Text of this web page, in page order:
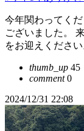
今年関わってく
ございました。
をお迎えくださ
thumb_up 45
comment0
2024/12/31 22:08